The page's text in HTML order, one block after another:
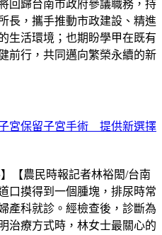
回歸台南市政府參議職務，持
長，攜手推動市政建設、精進
生活環境；也期盼學甲在既有
前行，共同邁向繁榮永續的新
宮保留子宮手術 提供新選擇
【農民時報記者林裕閎/台南
口摸得到一個腫塊，排尿時常
產科就診。經檢查後，診斷為
治療方式時，林女士最關心的